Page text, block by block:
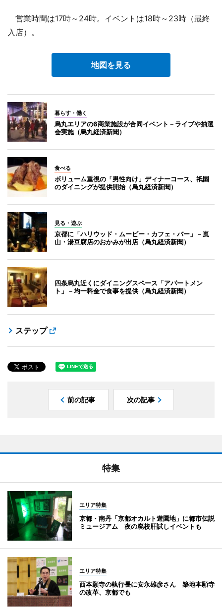
営業時間は17時～24時。イベントは18時～23時（最終
入店）。
地図を見る
暮らす・働く
烏丸エリアの6商業施設が合同イベント－ライブや抽選
会実施（烏丸経済新聞）
食べる
ボリューム重視の「男性向け」ディナーコース、祇園
のダイニングが提供開始（烏丸経済新聞）
見る・遊ぶ
京都に「ハリウッド・ムービー・カフェ・バー」－嵐
山・湯豆腐店のおかみが出店（烏丸経済新聞）
四条烏丸近くにダイニングスペース「アパートメン
ト」－均一料金で食事を提供（烏丸経済新聞）
ステップ
前の記事 次の記事
特集
エリア特集
京都・南丹「京都オカルト遊園地」に都市伝説
ミュージアム 夜の廃校肝試しイベントも
エリア特集
西本願寺の執行長に安永雄彦さん 築地本願寺
の改革、京都でも